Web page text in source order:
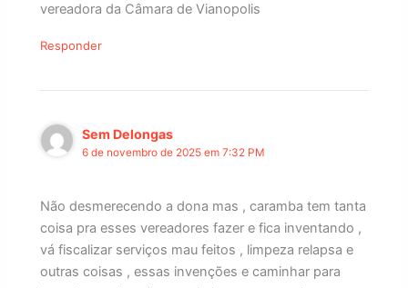
vereadora da Câmara de Vianopolis
Responder
Sem Delongas
6 de novembro de 2025 em 7:32 PM
Não desmerecendo a dona mas , caramba tem tanta
coisa pra esses vereadores fazer e fica inventando ,
vá fiscalizar serviços mau feitos , limpeza relapsa e
outras coisas , essas invenções e caminhar para